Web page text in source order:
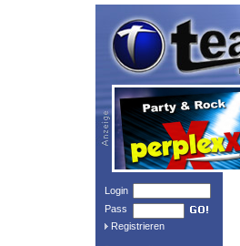
Login
Pass
Registrieren